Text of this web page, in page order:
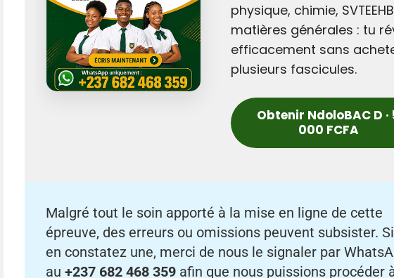
physique, chimie,
matières générales : tu
efficacement sans
plusieurs fascicules.
Obtenir NdoloBAC D ·
000 FCFA
Malgré tout le soin apporté à la mise en ligne de cette
épreuve, des erreurs ou omissions peuvent subsister.
en constatez une, merci de nous le signaler par
au +237 682 468 359 afin que nous puissions procéder